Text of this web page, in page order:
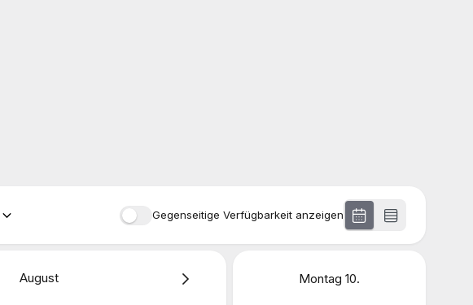
Gegenseitige Verfügbarkeit anzeigen
August Montag 10.